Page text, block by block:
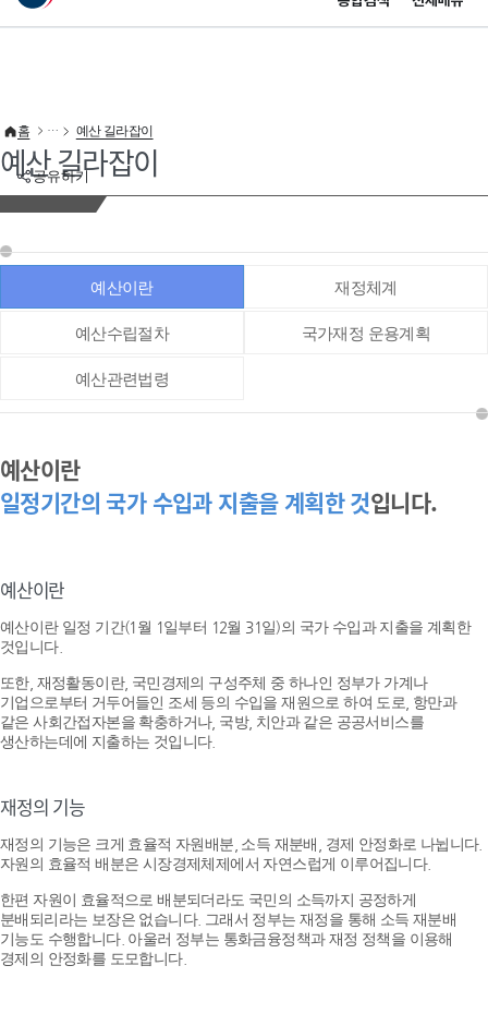
이 누리집은 대한민국 공식 전자정부 누리집입니다.
공유하기
홈 예산 길라잡이
예산 길라잡이
예산이란 재정체계
예산수립절차 국가재정 운용계획
예산관련법령
예산이란
일정기간의 국가 수입과 지출을 계획한 것입니다.
예산이란
예산이란 일정 기간(1월 1일부터 12월 31일)의 국가 수입과 지출을 계획한
것입니다.
또한, 재정활동이란, 국민경제의 구성주체 중 하나인 정부가 가계나
기업으로부터 거두어들인 조세 등의 수입을 재원으로 하여 도로, 항만과
같은 사회간접자본을 확충하거나, 국방, 치안과 같은 공공서비스를
생산하는데에 지출하는 것입니다.
재정의 기능
재정의 기능은 크게 효율적 자원배분, 소득 재분배, 경제 안정화로 나뉩니다.
자원의 효율적 배분은 시장경제체제에서 자연스럽게 이루어집니다.
한편 자원이 효율적으로 배분되더라도 국민의 소득까지 공정하게
분배되리라는 보장은 없습니다. 그래서 정부는 재정을 통해 소득 재분배
기능도 수행합니다. 아울러 정부는 통화금융정책과 재정 정책을 이용해
경제의 안정화를 도모합니다.